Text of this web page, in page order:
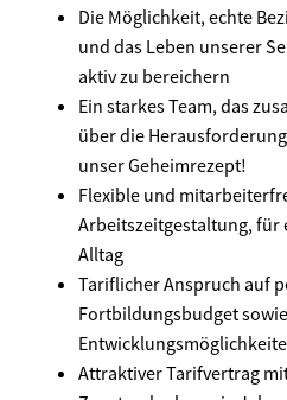
Die Möglichkeit, echte
und das Leben unserer
aktiv zu bereichern
Ein starkes Team, das
über die
unser Geheimrezept!
Flexible und
Arbeitszeitgestaltung, für
Alltag
Tariflicher Anspruch auf
Fortbildungsbudget
Attraktiver Tarifvertrag